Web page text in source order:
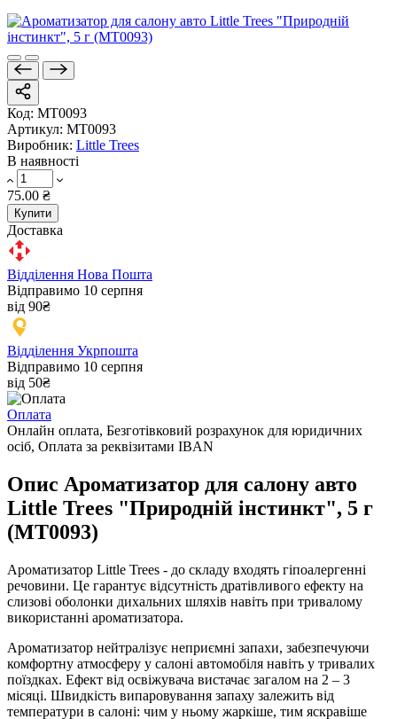
Код: MT0093
Артикул: MT0093
Виробник: Little Trees
В наявності
75.00 ₴
Купити
Доставка
Відділення Нова Пошта
Відправимо 10 серпня
від 90₴
Відділення Укрпошта
Відправимо 10 серпня
від 50₴
Оплата
Онлайн оплата, Безготівковий розрахунок для юридичних
осіб, Оплата за реквізитами IBAN
Опис Ароматизатор для салону авто
Little Trees "Природній інстинкт", 5 г
(MT0093)
Ароматизатор Little Trees - до складу входять гіпоалергенні
речовини. Це гарантує відсутність дратівливого ефекту на
слизові оболонки дихальних шляхів навіть при тривалому
використанні ароматизатора.
Ароматизатор нейтралізує неприємні запахи, забезпечуючи
комфортну атмосферу у салоні автомобіля навіть у тривалих
поїздках. Ефект від освіжувача вистачає загалом на 2 – 3
місяці. Швидкість випаровування запаху залежить від
температури в салоні: чим у ньому жаркіше, тим яскравіше